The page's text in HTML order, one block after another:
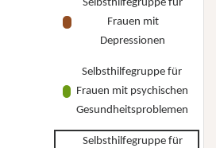
Selbsthilfegruppe für
Frauen mit
Depressionen
Selbsthilfegruppe für
Frauen mit psychischen
Gesundheitsproblemen
Selbsthilfegruppe für